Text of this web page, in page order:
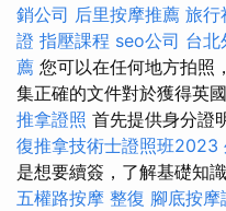
銷公司 后里按摩推薦 旅行
證 指壓課程 seo公司 台北
薦 您可以在任何地方拍照
集正確的文件對於獲得英
推拿證照 首先提供身分證
復推拿技術士證照班2023
是想要續簽，了解基礎知
五權路按摩 整復 腳底按摩